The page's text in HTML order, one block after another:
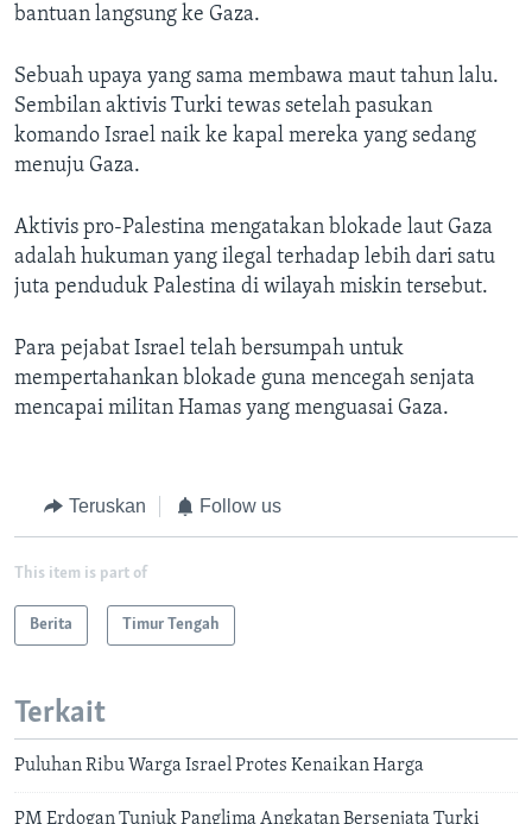
bantuan langsung ke Gaza.
Sebuah upaya yang sama membawa maut tahun lalu.
Sembilan aktivis Turki tewas setelah pasukan
komando Israel naik ke kapal mereka yang sedang
menuju Gaza.
Aktivis pro-Palestina mengatakan blokade laut Gaza
adalah hukuman yang ilegal terhadap lebih dari satu
juta penduduk Palestina di wilayah miskin tersebut.
Para pejabat Israel telah bersumpah untuk
mempertahankan blokade guna mencegah senjata
mencapai militan Hamas yang menguasai Gaza.
Teruskan Follow us
This item is part of
Berita Timur Tengah
Terkait
Puluhan Ribu Warga Israel Protes Kenaikan Harga
PM Erdogan Tunjuk Panglima Angkatan Bersenjata Turki